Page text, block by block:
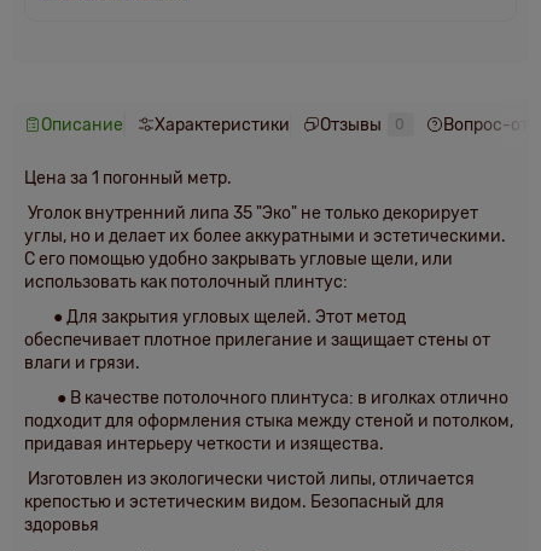
Описание Характеристики Отзывы 0 Вопрос-
Цена за 1 погонный метр.
Уголок внутренний липа 35 "Эко" не только декорирует
углы, но и делает их более аккуратными и эстетическими.
С его помощью удобно закрывать угловые щели, или
использовать как потолочный плинтус:
● Для закрытия угловых щелей. Этот метод
обеспечивает плотное прилегание и защищает стены от
влаги и грязи.
● В качестве потолочного плинтуса: в иголках отлично
подходит для оформления стыка между стеной и потолком,
придавая интерьеру четкости и изящества.
Изготовлен из экологически чистой липы, отличается
крепостью и эстетическим видом. Безопасный для
здоровья